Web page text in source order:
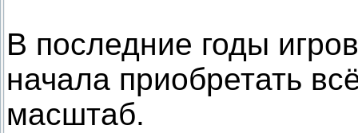
В последние годы
начала приобретать
масштаб.